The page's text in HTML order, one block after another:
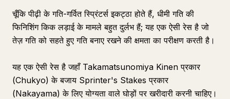
चूँकि पीढ़ी के गति-गर्वित स्प्रिंटर्स इकट्ठा होते हैं, धीमी गति की
फिनिशिंग किक लड़ाई के मामले बहुत दुर्लभ हैं; यह एक ऐसी रेस है जो
तेज़ गति को सहते हुए गति बनाए रखने की क्षमता का परीक्षण करती है।
यह एक ऐसी रेस है जहाँ Takamatsunomiya Kinen प्रकार
(Chukyo) के बजाय Sprinter's Stakes प्रकार
(Nakayama) के लिए योग्यता वाले घोड़ों पर खरीदारी करनी चाहिए।